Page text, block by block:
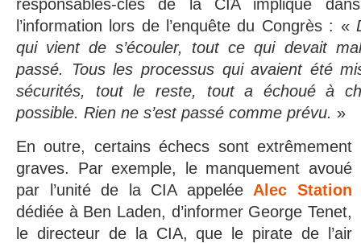
responsables-clés de la CIA impliqué
l’information lors de l’enquête du Congrès : «
qui vient de s’écouler, tout ce qui devait
passé. Tous les processus qui avaient été
sécurités, tout le reste, tout a échoué à
possible. Rien ne s’est passé comme prévu. »
En outre, certains échecs sont extrêmement
graves. Par exemple, le manquement avoué
par l’unité de la CIA appelée Alec Station
dédiée à Ben Laden, d’informer George Tenet,
le directeur de la CIA, que le pirate de l’air